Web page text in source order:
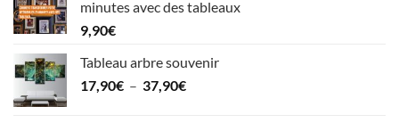
minutes avec des tableaux
9,90€
Tableau arbre souvenir
17,90€ – 37,90€Plage